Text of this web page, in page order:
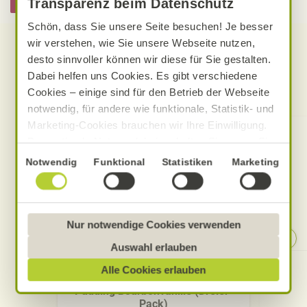
Transparenz beim Datenschutz
Schön, dass Sie unsere Seite besuchen! Je besser
wir verstehen, wie Sie unsere Webseite nutzen,
desto sinnvoller können wir diese für Sie gestalten.
Dabei helfen uns Cookies. Es gibt verschiedene
Cookies – einige sind für den Betrieb der Webseite
notwendig, für andere wie funktionale, Statistik- und
Marketing-Cookies brauchen wir Ihre Einwilligung.
Das optimale Nutzererlebnis erhalten Sie, wenn Sie
„Alle Cookies erlauben“ anklicken. Ihre Einwilligung
umfasst in diesem Fall auch den Einsatz von
Dienstleistern in Drittländern, die kein mit der EU
Sofern personenbezogene Daten dorthin übermittelt
werden, besteht das Risiko, dass diese erfasst und
analysiert werden und Betroffenenrechte nicht
durchgesetzt werden könnten. Sie können jederzeit
Ihre Einwilligung zur Datenverarbeitung und
Einwilligungsauswahl
Notwendig Funktional Statistiken Marketing
Alle Cookies erlauben
Auswahl erlauben
Nur notwendige Cookies verwenden
Produkte zum Rezept
Alnatura
Pudding Bourbonvanille (Dreier-
Pack)